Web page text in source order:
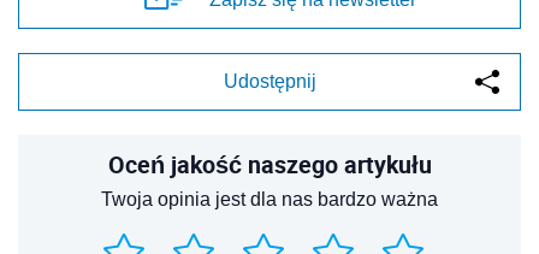
Udostępnij
Oceń jakość naszego artykułu
Twoja opinia jest dla nas bardzo ważna